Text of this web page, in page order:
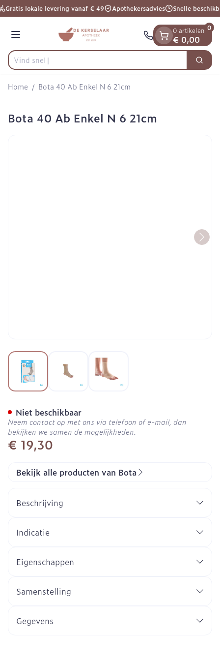
Ga naar de inhoud
1 van 1
Gratis lokale levering vanaf € 49 Apothekersadvies Snelle
Menu
Product, merk, categorie...
Vind snel won Zoek
0 artikelen
€ 0,00
0
Home / Bota 40 Ab Enkel N 6 21cm
Bota 40 Ab Enkel N 6 21cm
View larger imageView larger image
€ 19,30
Niet beschikbaar
Neem contact op met ons via telefoon of e-mail, dan
bekijken we samen de mogelijkheden.
Bekijk alle producten van Bota
Beschrijving
Indicatie
Eigenschappen
Zeer stevig, huidvriendelijk gebreid materiaal
Open hiel, open teen
Samenstelling
Gegevens